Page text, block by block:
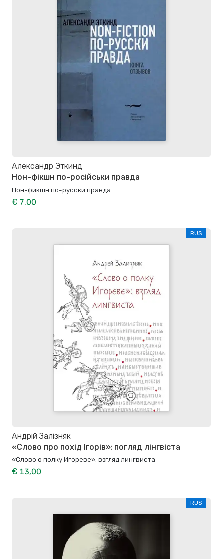
Александр Эткинд
Нон-фікшн по-російськи правда
Нон-фикшн по-русски правда
€ 7,00
RUS
Андрій Залізняк
«Слово про похід Ігорів»: погляд лінгвіста
«Слово о полку Игореве»: взгляд лингвиста
€ 13,00
RUS